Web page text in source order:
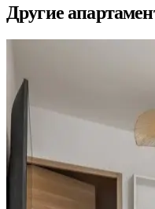
Другие